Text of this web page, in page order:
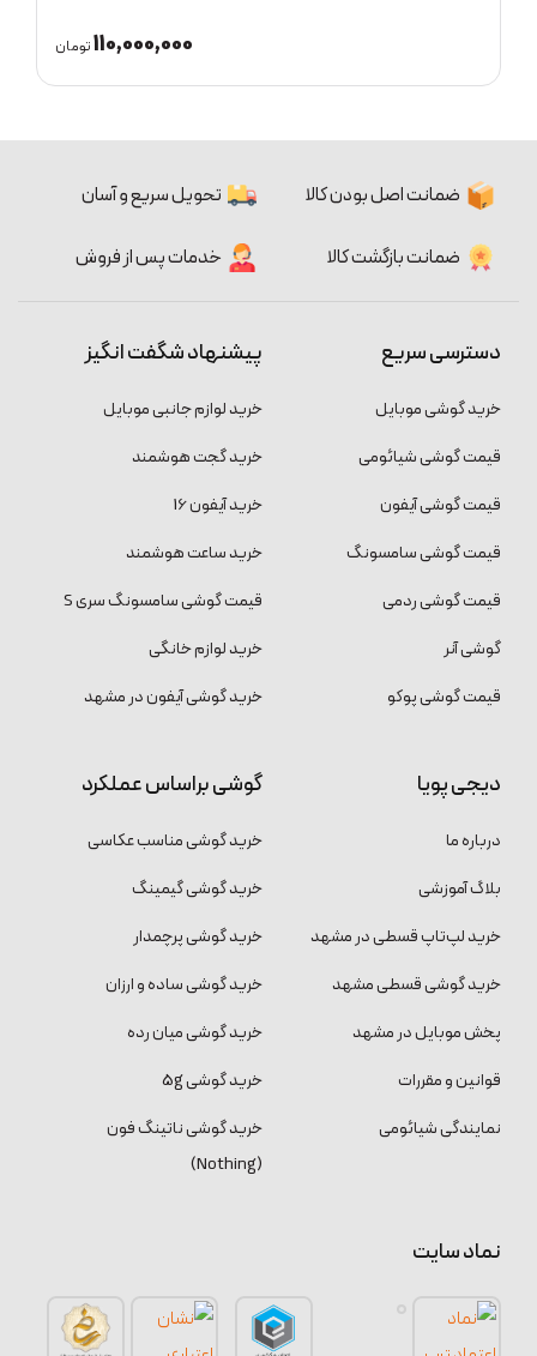
ضمانت اصل بودن کالا تحویل سریع و آسان
ضمانت بازگشت کالا خدمات پس از فروش
دسترسی سریع
خرید گوشی موبایل
قیمت گوشی شیائومی
قیمت گوشی آیفون
قیمت گوشی سامسونگ
قیمت گوشی ردمی
گوشی آنر
قیمت گوشی پوکو
پیشنهاد شگفت انگیز
خرید لوازم جانبی موبایل
خرید گجت هوشمند
خرید آیفون 16
خرید ساعت هوشمند
قیمت گوشی سامسونگ سری S
خرید لوازم خانگی
خرید گوشی آیفون در مشهد
دیجی پویا
درباره ما
بلاگ آموزشی
خرید لپ‌تاپ قسطی در مشهد
خرید گوشی قسطی مشهد
پخش موبایل در مشهد
قوانین و مقررات
نمایندگی شیائومی
گوشی براساس عملکرد
خرید گوشی مناسب عکاسی
خرید گوشی گیمینگ
خرید گوشی پرچمدار
خرید گوشی ساده و ارزان
خرید گوشی میان رده
خرید گوشی 5g
خرید گوشی ناتینگ فون
(Nothing)
نماد سایت